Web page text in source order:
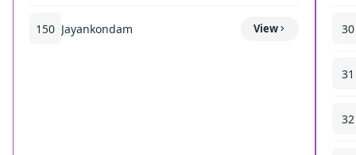
150 Jayankondam View 30
31
32